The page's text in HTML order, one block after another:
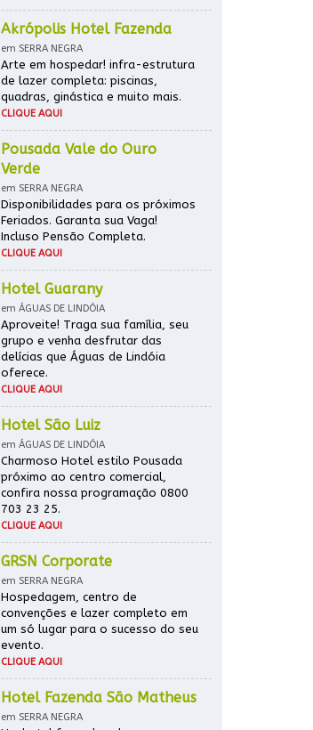
Akrópolis Hotel Fazenda
em SERRA NEGRA
Arte em hospedar! infra-estrutura
de lazer completa: piscinas,
quadras, ginástica e muito mais.
CLIQUE AQUI
Pousada Vale do Ouro
Verde
em SERRA NEGRA
Disponibilidades para os próximos
Feriados. Garanta sua Vaga!
Incluso Pensão Completa.
CLIQUE AQUI
Hotel Guarany
em ÁGUAS DE LINDÓIA
Aproveite! Traga sua família, seu
grupo e venha desfrutar das
delícias que Águas de Lindóia
oferece.
CLIQUE AQUI
Hotel São Luiz
em ÁGUAS DE LINDÓIA
Charmoso Hotel estilo Pousada
próximo ao centro comercial,
confira nossa programação 0800
703 23 25.
CLIQUE AQUI
GRSN Corporate
em SERRA NEGRA
Hospedagem, centro de
convenções e lazer completo em
um só lugar para o sucesso do seu
evento.
CLIQUE AQUI
Hotel Fazenda São Matheus
em SERRA NEGRA